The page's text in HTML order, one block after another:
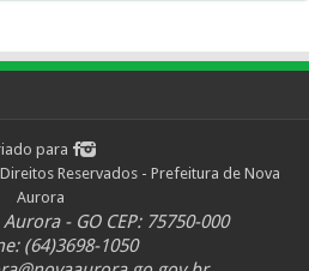
para
Reservados - Prefeitura de Nova
Aurora
- GO CEP: 75750-000
(64)3698-1050